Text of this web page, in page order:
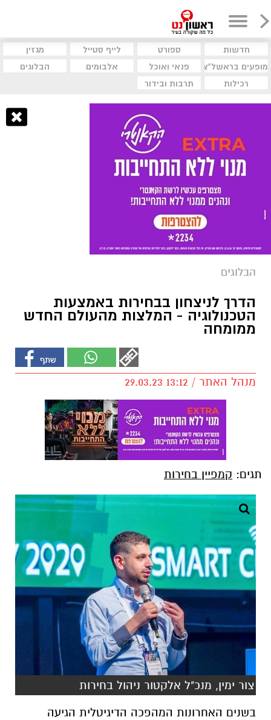
חדשות ספורט לייף סטייל
מגזין
מופעים בראשל"צ
פנאי ואוכל אלבומים
הבלוגים
רכילות
תרבות ובידור
הבלוגים
הדרך לניצחון בבחירות באמצעות
הטכנולוגיה - המלצות מהעולם החדש
ממומחה
מנהל האתר / 13:12 29.03.23
תגים: קמפיין בחירות
צור ימין, מנכ"ל אלקטור ניהול בחירות
בשנים האחרונות המהפכה הדיגיטלית הגיעה